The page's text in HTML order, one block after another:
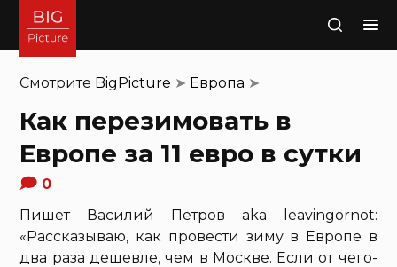
Поиск
Смотрите BigPicture ➤ Европа ➤
Как перезимовать в
Европе за 11 евро в сутки
0
Пишет Василий Петров aka leavingornot:
«Рассказываю, как провести зиму в Европе в
два раза дешевле, чем в Москве. Если от чего-